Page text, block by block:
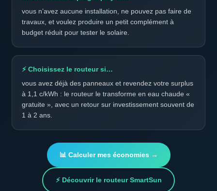
vous n’avez aucune installation, ne pouvez pas faire de
travaux, et voulez produire un petit complément à
budget réduit pour tester le solaire.
⚡ Choisissez le routeur si…
vous avez déjà des panneaux et revendez votre surplus
à 1,1 c/kWh : le routeur le transforme en eau chaude «
gratuite », avec un retour sur investissement souvent de
1 à 2 ans.
📊 Calculer mes économies →
⚡ Découvrir le routeur SmartSun